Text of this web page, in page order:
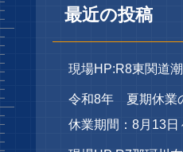
最近の投稿
現場HP:R8東関道
令和8年 夏期休業
休業期間：8月13